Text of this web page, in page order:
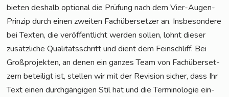
bie­ten des­halb optio­nal die Prü­fung nach dem Vier-Augen-
Prin­zip durch einen zwei­ten Fach­über­set­zer an. Ins­be­son­de­re
bei Tex­ten, die ver­öf­fent­licht wer­den sol­len, lohnt die­ser
zusätz­li­che Qua­li­täts­schritt und dient dem Fein­schliff. Bei
Groß­pro­jek­ten, an denen ein gan­zes Team von Fach­über­set­
zern betei­ligt ist, stel­len wir mit der Revi­si­on sicher, dass Ihr
Text einen durch­gän­gi­gen Stil hat und die Ter­mi­no­lo­gie ein­